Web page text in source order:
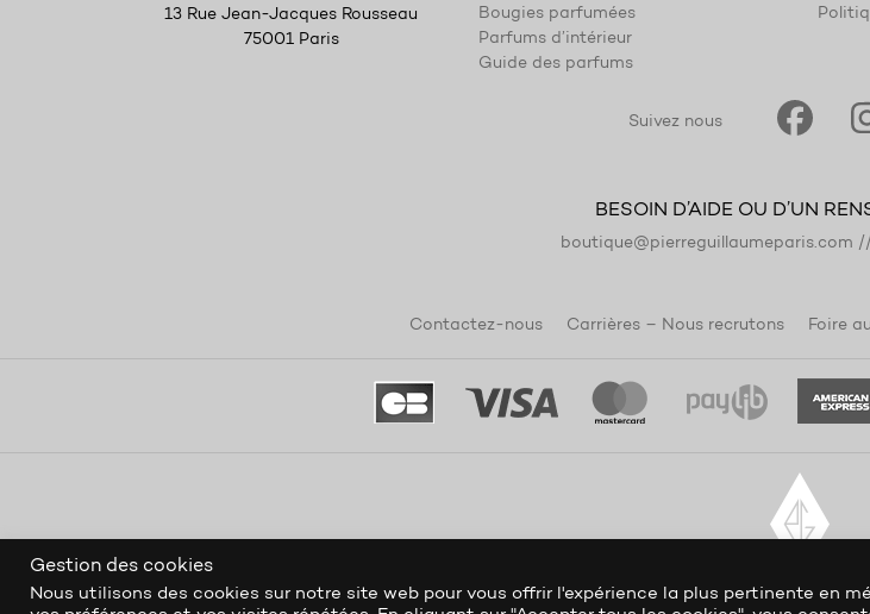
13 Rue Jean-Jacques Rousseau
75001 Paris
Bougies parfumées
Parfums d’intérieur
Guide des parfums
Suivez nous
BESOIN D’AIDE OU D’UN
boutique@pierreguillaumeparis.com //
Contactez-nous Carrières – Nous recrutons Foire
Gestion des cookies
Nous utilisons des cookies sur notre site web pour vous offrir l'expérience la plus pertinente en